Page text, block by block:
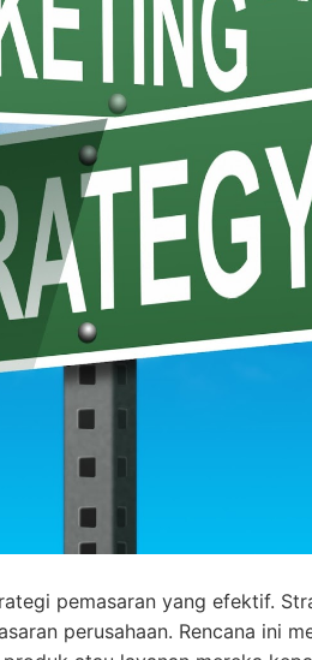
pemasaran yang efektif.
perusahaan. Rencana ini